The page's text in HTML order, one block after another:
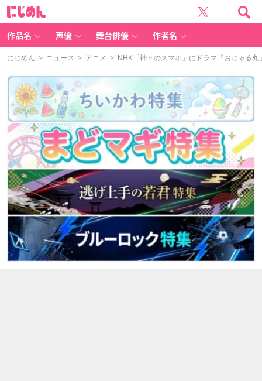
作品名 声優 舞台俳優 作者名
にじめん > ニュース > アニメ > NHK「神々のスマホ」にドラマ『おじゃる